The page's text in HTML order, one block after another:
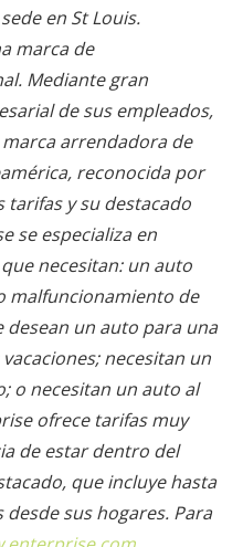
en St Louis.
marca de
Mediante gran
de sus empleados,
arrendadora de
reconocida por
tarifas y su destacado
se especializa en
necesitan: un auto
malfuncionamiento de
un auto para una
necesitan un
o necesitan un auto al
ofrece tarifas muy
de estar dentro del
que incluye hasta
sus hogares. Para